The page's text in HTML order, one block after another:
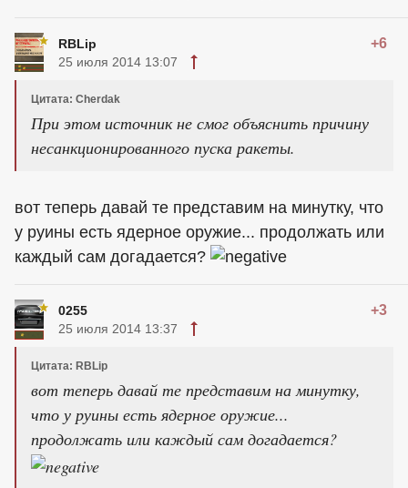
RBLip +6
25 июля 2014 13:07
Цитата: Cherdak
При этом источник не смог объяснить причину
несанкционированного пуска ракеты.
вот теперь давай те представим на минутку, что
у руины есть ядерное оружие... продолжать или
каждый сам догадается?
0255 +3
25 июля 2014 13:37
Цитата: RBLip
вот теперь давай те представим на минутку,
что у руины есть ядерное оружие...
продолжать или каждый сам догадается?